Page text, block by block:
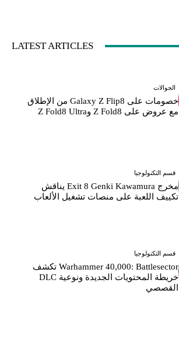
LATEST ARTICLES
الجوالات
خصومات على Galaxy Z Flip8 من الإطلاق
مع عروض على Z Fold8 وZ Fold8 Ultra
قسم التكنولوجيا
مخرج Exit 8 Genki Kawamura يناقش
تكييف اللعبة على منصات تشغيل الألعاب
قسم التكنولوجيا
Warhammer 40,000: Battlesector تكشف
خريطة المحتويات الجديدة ونوعية DLC
القصصي